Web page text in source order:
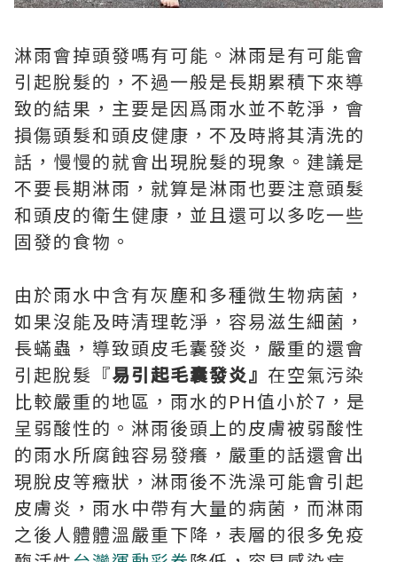
淋雨會掉頭發嗎有可能。淋雨是有可能會
引起脫髮的，不過一般是長期累積下來導
致的結果，主要是因爲雨水並不乾淨，會
損傷頭髮和頭皮健康，不及時將其清洗的
話，慢慢的就會出現脫髮的現象。建議是
不要長期淋雨，就算是淋雨也要注意頭髮
和頭皮的衛生健康，並且還可以多吃一些
固發的食物。
由於雨水中含有灰塵和多種微生物病菌，
如果沒能及時清理乾淨，容易滋生細菌，
長蟎蟲，導致頭皮毛囊發炎，嚴重的還會
引起脫髮『易引起毛囊發炎』 在空氣污染
比較嚴重的地區，雨水的PH值小於7，是
呈弱酸性的。淋雨後頭上的皮膚被弱酸性
的雨水所腐蝕容易發癢，嚴重的話還會出
現脫皮等癥狀，淋雨後不洗澡可能會引起
皮膚炎，雨水中帶有大量的病菌，而淋雨
之後人體體溫嚴重下降，表層的很多免疫